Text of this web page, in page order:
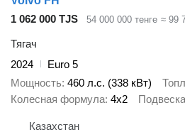
1 062 000 TJS
54 000 000 тенге ≈ 99
Тягач
2024
Euro 5
Мощность 460 л.с. (338 кВт)
Колесная формула 4x2 Подвеска
Казахстан